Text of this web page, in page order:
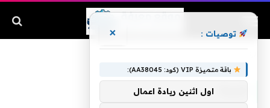
توصيات : ×
باقة متميزة VIP (كود: AA38045):
اول اثنين ريادة اعمال